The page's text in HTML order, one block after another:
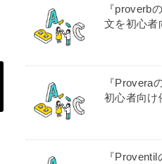
『proverb
文を初心者
『Provera
初心者向け
『Proventil